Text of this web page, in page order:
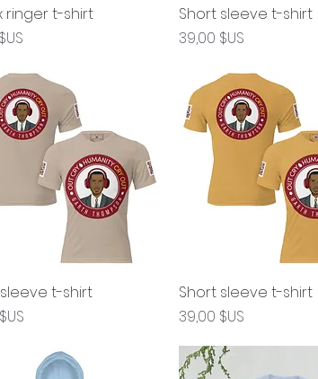
Aperçu rapide
ringer t-shirt
Aperçu rapide
Short sleeve t-shirt
Prix
39,00 $US
Aperçu rapide
t-shirt
Aperçu rapide
Short sleeve t-shirt
Prix
39,00 $US